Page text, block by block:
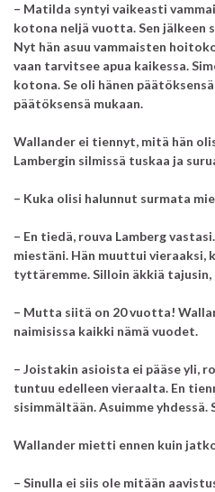
– Matilda syntyi vaikeasti
kotona neljä vuotta. Sen jälkeen
Nyt hän asuu vammaisten
vaan tarvitsee apua kaikessa.
kotona. Se oli hänen
päätöksensä mukaan.
Wallander ei tiennyt, mitä hän
Lambergin silmissä tuskaa ja
– Kuka olisi halunnut surmata
– En tiedä, rouva Lamberg
miestäni. Hän muuttui vieraaksi,
tyttäremme. Silloin äkkiä
– Mutta siitä on 20 vuotta!
naimisissa kaikki nämä vuodet.
– Joistakin asioista ei pääse yli,
tuntuu edelleen vieraalta. En
sisimmältään. Asuimme yhdessä.
Wallander mietti ennen kuin
– Sinulla ei siis ole mitään